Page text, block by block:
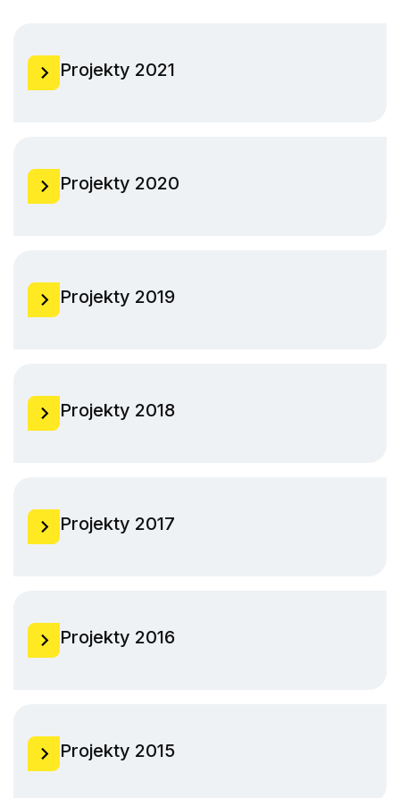
Projekty 2021
Projekty 2020
Projekty 2019
Projekty 2018
Projekty 2017
Projekty 2016
Projekty 2015